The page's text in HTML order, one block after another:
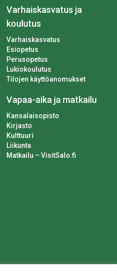
Varhaiskasvatus ja
koulutus
Varhaiskasvatus
Esiopetus
Perusopetus
Lukiokoulutus
Tilojen käyttöanomukset
Vapaa-aika ja matkailu
Kansalaisopisto
Kirjasto
Kulttuuri
Liikunta
Matkailu – VisitSalo.fi